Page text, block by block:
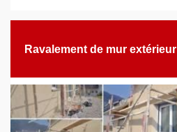
Ravalement de mur extérieur